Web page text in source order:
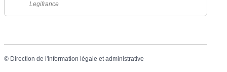
Legifrance
© Direction de l'information légale et administrative